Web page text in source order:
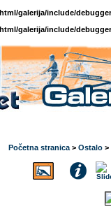
galerija/include/
galerija/include/
Početna stranica > Ostalo >